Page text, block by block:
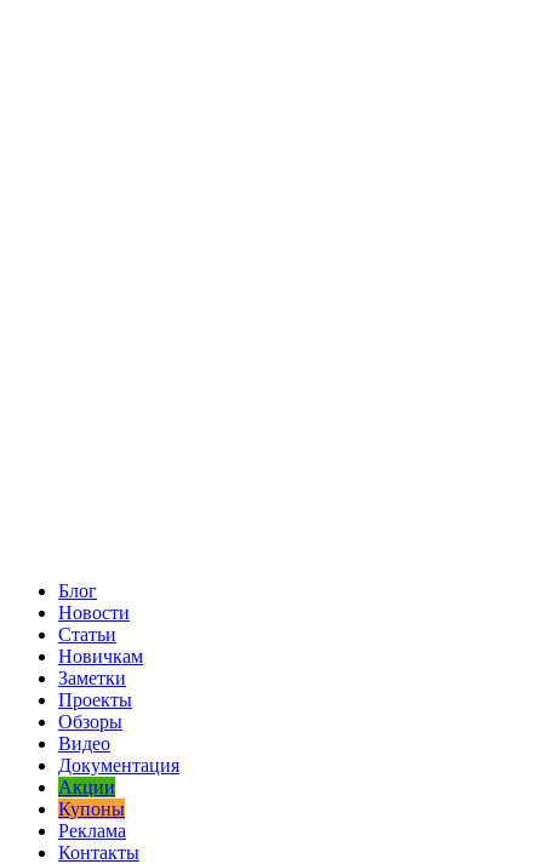
Блог
Новости
Статьи
Новичкам
Заметки
Проекты
Обзоры
Видео
Документация
Акции
Купоны
Реклама
Контакты